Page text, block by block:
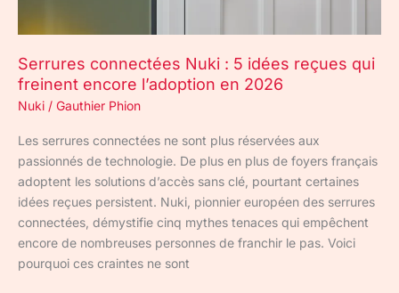
Serrures connectées Nuki : 5 idées reçues qui
freinent encore l’adoption en 2026
Nuki / Gauthier Phion
Les serrures connectées ne sont plus réservées aux
passionnés de technologie. De plus en plus de foyers français
adoptent les solutions d’accès sans clé, pourtant certaines
idées reçues persistent. Nuki, pionnier européen des serrures
connectées, démystifie cinq mythes tenaces qui empêchent
encore de nombreuses personnes de franchir le pas. Voici
pourquoi ces craintes ne sont
en
2026